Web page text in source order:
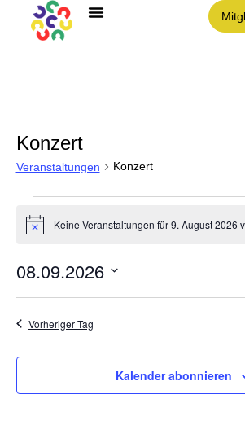
Konzert
Veranstaltungen Konzert
HinweisKeine Veranstaltungen für 9. August 2026
08.09.2026
Vorheriger Tag
Kalender abonnieren